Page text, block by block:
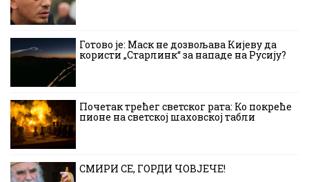
Готово је: Маск не дозвољава Кијеву да
користи „Старлинк“ за нападе на Русију?
Почетак трећег светског рата: Ко покреће
пионе на светској шаховској табли
СМИРИ СЕ, ГОРДИ ЧОВЈЕЧЕ!